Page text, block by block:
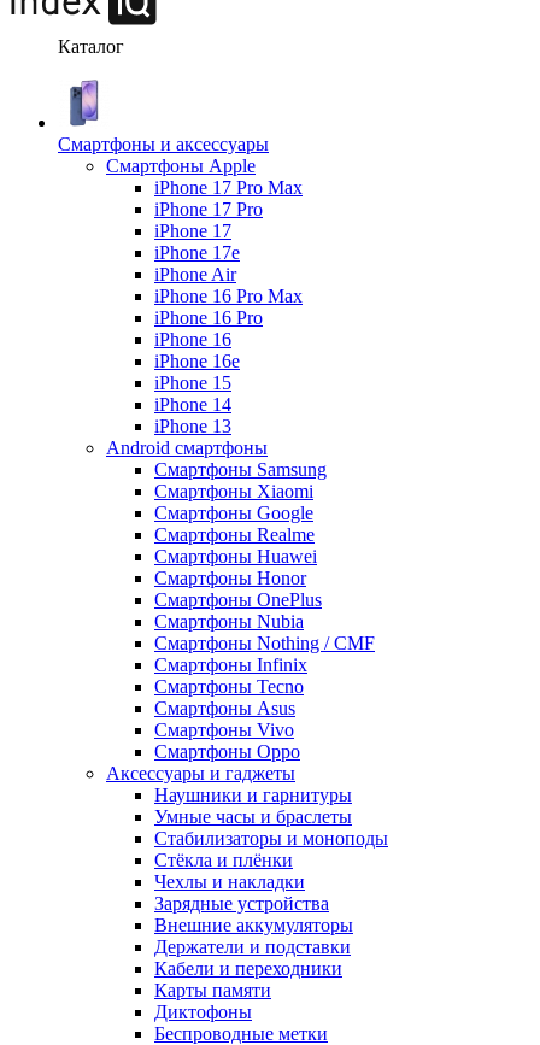
Каталог
Смартфоны и аксессуары
Смартфоны Apple
iPhone 17 Pro Max
iPhone 17 Pro
iPhone 17
iPhone 17e
iPhone Air
iPhone 16 Pro Max
iPhone 16 Pro
iPhone 16
iPhone 16e
iPhone 15
iPhone 14
iPhone 13
Android cмартфоны
Смартфоны Samsung
Смартфоны Xiaomi
Смартфоны Google
Смартфоны Realme
Смартфоны Huawei
Смартфоны Honor
Смартфоны OnePlus
Смартфоны Nubia
Смартфоны Nothing / CMF
Смартфоны Infinix
Смартфоны Tecno
Смартфоны Asus
Смартфоны Vivo
Смартфоны Oppo
Аксессуары и гаджеты
Наушники и гарнитуры
Умные часы и браслеты
Стабилизаторы и моноподы
Стёкла и плёнки
Чехлы и накладки
Зарядные устройства
Внешние аккумуляторы
Держатели и подставки
Кабели и переходники
Карты памяти
Диктофоны
Беспроводные метки